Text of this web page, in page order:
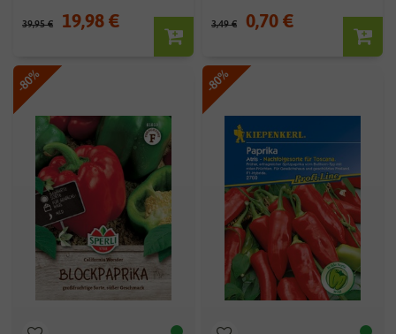
39,95 € 19,98 € 3,49 € 0,70 €
-80% -80%